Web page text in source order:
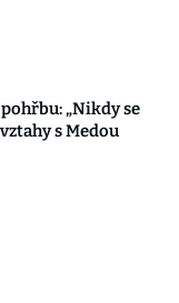
„Nikdy se
s Medou